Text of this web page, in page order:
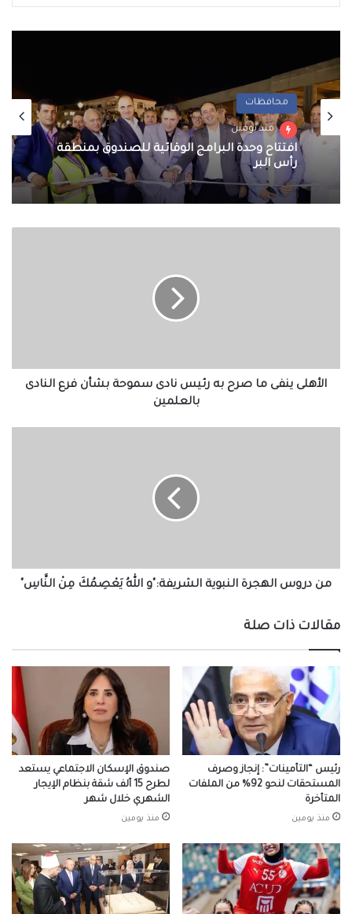
محافظات
منذ يومين
افتتاح وحدة البرامج الوقائية للصندوق بمنطقة
رأس البر
بشأن
الأهلى ينفى ما صرح به رئيس نادى سموحة بشأن فرع النادى
بالعلمين
النَّاسِ"
من دروس الهجرة النبوية الشريفة:"و اللهُ يَعْصِمُكَ مِنْ النَّاسِ"
مقالات ذات صلة
رئيس “التأمينات”: إنجاز وصرف
المستحقات لنحو 92% من الملفات
المتأخرة
منذ يومين
صندوق الإسكان الاجتماعي يستعد
لطرح 15 ألف شقة بنظام الإيجار
الشهري خلال شهر
منذ يومين